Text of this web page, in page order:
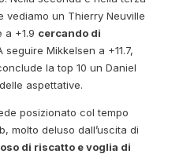
un Thierry Neuville
a +1.9 cercando di
seguire Mikkelsen a +11.7,
la top 10 un Daniel
aspettative.
posizionato col tempo
molto deluso dall’uscita di
di riscatto e voglia di